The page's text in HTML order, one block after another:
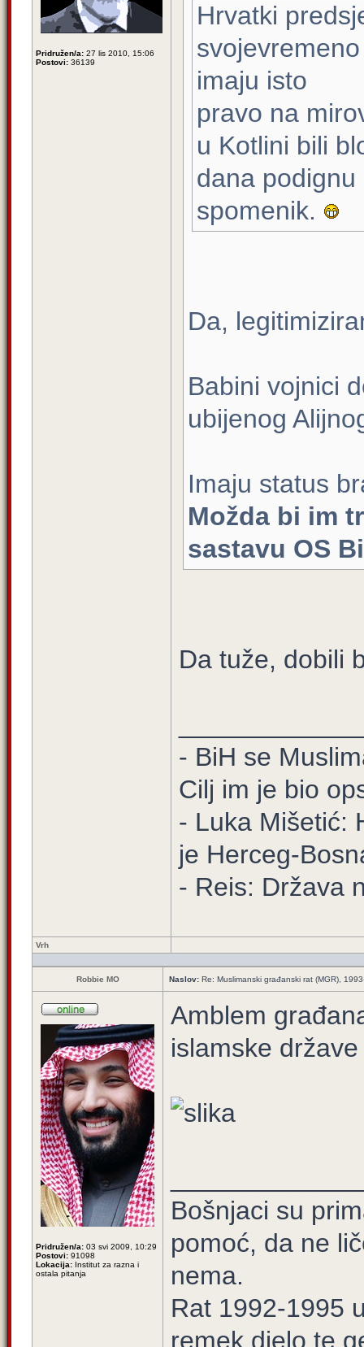
Pridružen/a: 27 lis 2010, 15:06
Postovi: 36139
Hrvatki
imaju isto
pravo na
u Kotlini bili
dana podignu
spomenik.
Da,
Babini vojnici
ubijenog
Imaju status
Možda bi im
sastavu OS
Da tuže, dobili
- BiH se
Cilj im je bio
- Luka Mišetić:
je Herceg-
- Reis: Država
Vrh
Robbie MO Naslov: Re: Muslimanski građanski rat (MGR),
Pridružen/a: 03 svi 2009, 10:29
Postovi: 91098
Lokacija: Institut za razna i
ostala pitanja
Amblem
islamske države
Bošnjaci su
pomoć, da ne
nema.
Rat 1992-1995
remek djelo te